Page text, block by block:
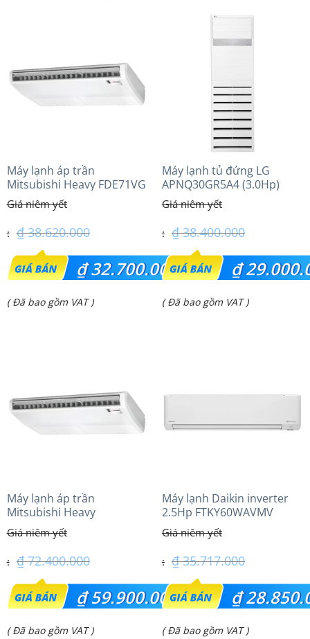
Máy lạnh áp trần
Mitsubishi Heavy FDE71VG
(3.0Hp) Tiêu chuẩn
₫38.620.000
Giá
gốc
là:
₫32.700.000
Giá
₫ 32.700.000.
( Đã bao gồm VAT )
Máy lạnh tủ đứng LG
APNQ30GR5A4 (3.0Hp)
Inverter
₫38.400.000
Giá
gốc
là:
₫
Giá
₫ 29.000.000.
( Đã bao gồm VAT )
Máy lạnh áp trần
Mitsubishi Heavy
FDE140VG (6.0Hp) Cao cấp
– 3 Pha
₫72.400.000
Giá
gốc
là:
₫59.900.000
Giá
( Đã bao gồm VAT )
Máy lạnh Daikin inverter
2.5Hp FTKY60WAVMV
₫35.717.000
Giá
gốc
là:
₫
Giá
( Đã bao gồm VAT )